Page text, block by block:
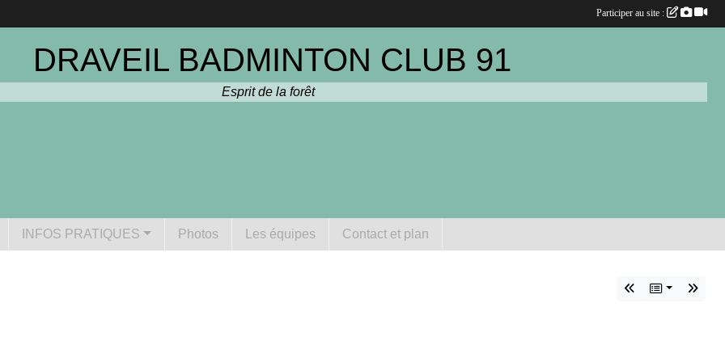
DRAVEIL BADMINTON CLUB 91
Esprit de la forêt
INFOS PRATIQUES Photos Les équipes Contact et plan
Participer au site :